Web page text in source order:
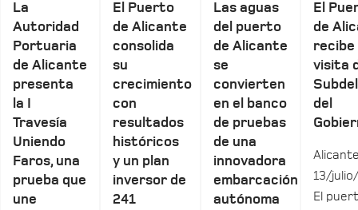
La
Autoridad
Portuaria
de Alicante
presenta
la I
Travesía
Uniendo
Faros, una
prueba que
une
El Puerto
de Alicante
consolida
su
crecimiento
con
resultados
históricos
y un plan
inversor de
241
Las aguas
del puerto
de Alicante
se
convierten
en el banco
de pruebas
de una
innovadora
embarcación
autónoma
El
de
recibe
visita
del
13/
El